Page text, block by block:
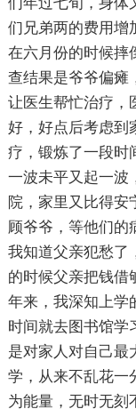
们年过七旬，身体
们兄弟两的费用增
在六月份的时候摔
查结果是爷爷偏瘫
让医生帮忙治疗，
好，好点后考虑到
疗，锻炼了一段时
一波未平又起一波
院，家里又比得安
顾爷爷，等他们的
我知道父亲犯愁了
的时候父亲把钱借
年来，我深知上学
时间就去图书馆学
是对家人对自己最
学，从来不乱花一
为能量，无时无刻